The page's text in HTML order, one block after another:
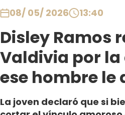
08/ 05/ 2026 13:40
Disley Ramos
Valdivia por la
ese hombre le
La joven declaró que si